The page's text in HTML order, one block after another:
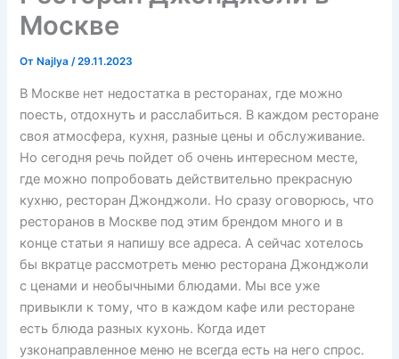
Москве
От Najlya/29.11.2023
В Москве нет недостатка в ресторанах, где можно
поесть, отдохнуть и расслабиться. В каждом ресторане
своя атмосфера, кухня, разные цены и обслуживание.
Но сегодня речь пойдет об очень интересном месте,
где можно попробовать действительно прекрасную
кухню, ресторан Джонджоли. Но сразу оговорюсь, что
ресторанов в Москве под этим брендом много и в
конце статьи я напишу все адреса. А сейчас хотелось
бы вкратце рассмотреть меню ресторана Джонджоли
с ценами и необычными блюдами. Мы все уже
привыкли к тому, что в каждом кафе или ресторане
есть блюда разных кухонь. Когда идет
узконаправленное меню не всегда есть на него спрос.